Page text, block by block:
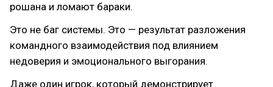
рошана и ломают бараки.
Это не баг системы. Это — результат разложения
командного взаимодействия под влиянием
недоверия и эмоционального выгорания.
Даже один игрок, который демонстрирует